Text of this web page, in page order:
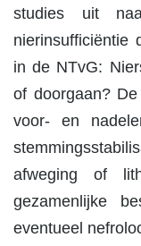
studies uit
nierinsufficiëntie
in de NTvG:
of doorgaan?
voor- en
afweging of
gezamenlijke
eventueel